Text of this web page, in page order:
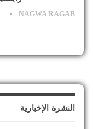
NAGWA RAGAB
النشرة الإخبارية